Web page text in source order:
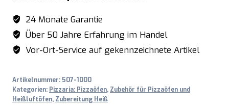
24 Monate Garantie
Über 50 Jahre Erfahrung im Handel
Vor-Ort-Service auf gekennzeichnete Artikel
Artikelnummer: 507-1000
Kategorien: Pizzaria: Pizzaöfen, Zubehör für Pizzaöfen und
Heißluftöfen, Zubereitung Heiß